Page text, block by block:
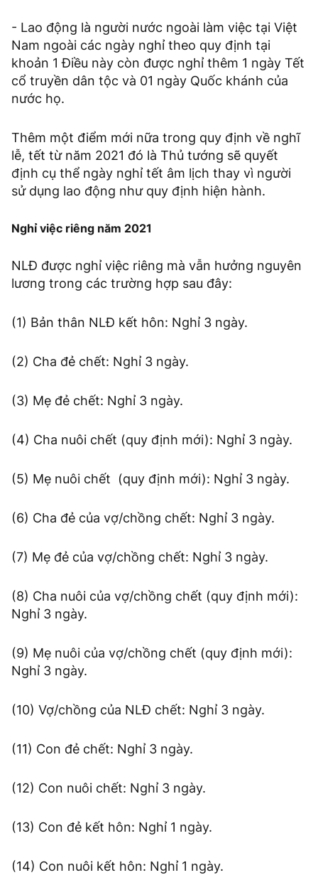
- Lao động là người nước ngoài làm việc tại Việt
Nam ngoài các ngày nghỉ theo quy định tại
khoản 1 Điều này còn được nghỉ thêm 1 ngày Tết
cổ truyền dân tộc và 01 ngày Quốc khánh của
nước họ.
Thêm một điểm mới nữa trong quy định về nghĩ
lễ, tết từ năm 2021 đó là Thủ tướng sẽ quyết
định cụ thể ngày nghỉ tết âm lịch thay vì người
sử dụng lao động như quy định hiện hành.
Nghỉ việc riêng năm 2021
NLĐ được nghỉ việc riêng mà vẫn hưởng nguyên
lương trong các trường hợp sau đây:
(1) Bản thân NLĐ kết hôn: Nghỉ 3 ngày.
(2) Cha đẻ chết: Nghỉ 3 ngày.
(3) Mẹ đẻ chết: Nghỉ 3 ngày.
(4) Cha nuôi chết (quy định mới): Nghỉ 3 ngày.
(5) Mẹ nuôi chết (quy định mới): Nghỉ 3 ngày.
(6) Cha đẻ của vợ/chồng chết: Nghỉ 3 ngày.
(7) Mẹ đẻ của vợ/chồng chết: Nghỉ 3 ngày.
(8) Cha nuôi của vợ/chồng chết (quy định mới):
Nghỉ 3 ngày.
(9) Mẹ nuôi của vợ/chồng chết (quy định mới):
Nghỉ 3 ngày.
(10) Vợ/chồng của NLĐ chết: Nghỉ 3 ngày.
(11) Con đẻ chết: Nghỉ 3 ngày.
(12) Con nuôi chết: Nghỉ 3 ngày.
(13) Con đẻ kết hôn: Nghỉ 1 ngày.
(14) Con nuôi kết hôn: Nghỉ 1 ngày.